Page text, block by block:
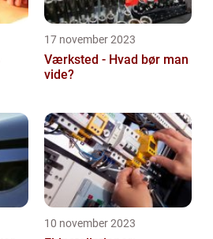
17 november 2023
Værksted - Hvad bør man
vide?
10 november 2023